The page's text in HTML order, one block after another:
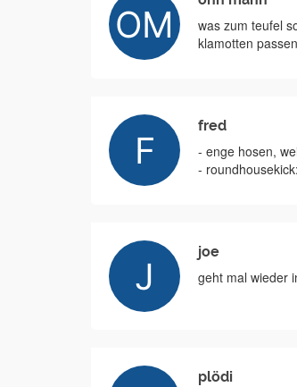
was zum teufel
klamotten
fred
- enge hosen,
-
joe
geht mal wieder
plödi